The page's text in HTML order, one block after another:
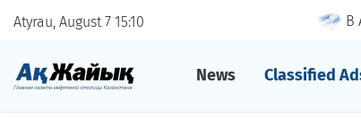
Atyrau, August 7 1510 В
News Classified